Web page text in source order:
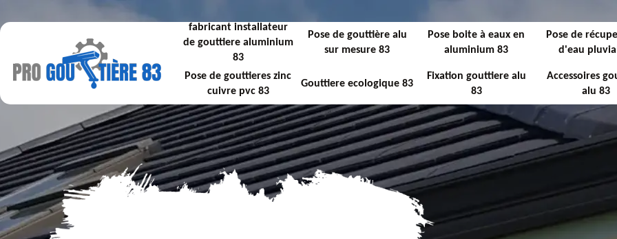
fabricant installateur
de gouttiere aluminium
83
Pose de gouttière alu
sur mesure 83
Pose boite à eaux en
aluminium 83
Pose de
d'eau
Pose de gouttieres zinc
cuivre pvc 83
Gouttiere ecologique 83
Fixation gouttiere alu
83
Accessoires
alu 83